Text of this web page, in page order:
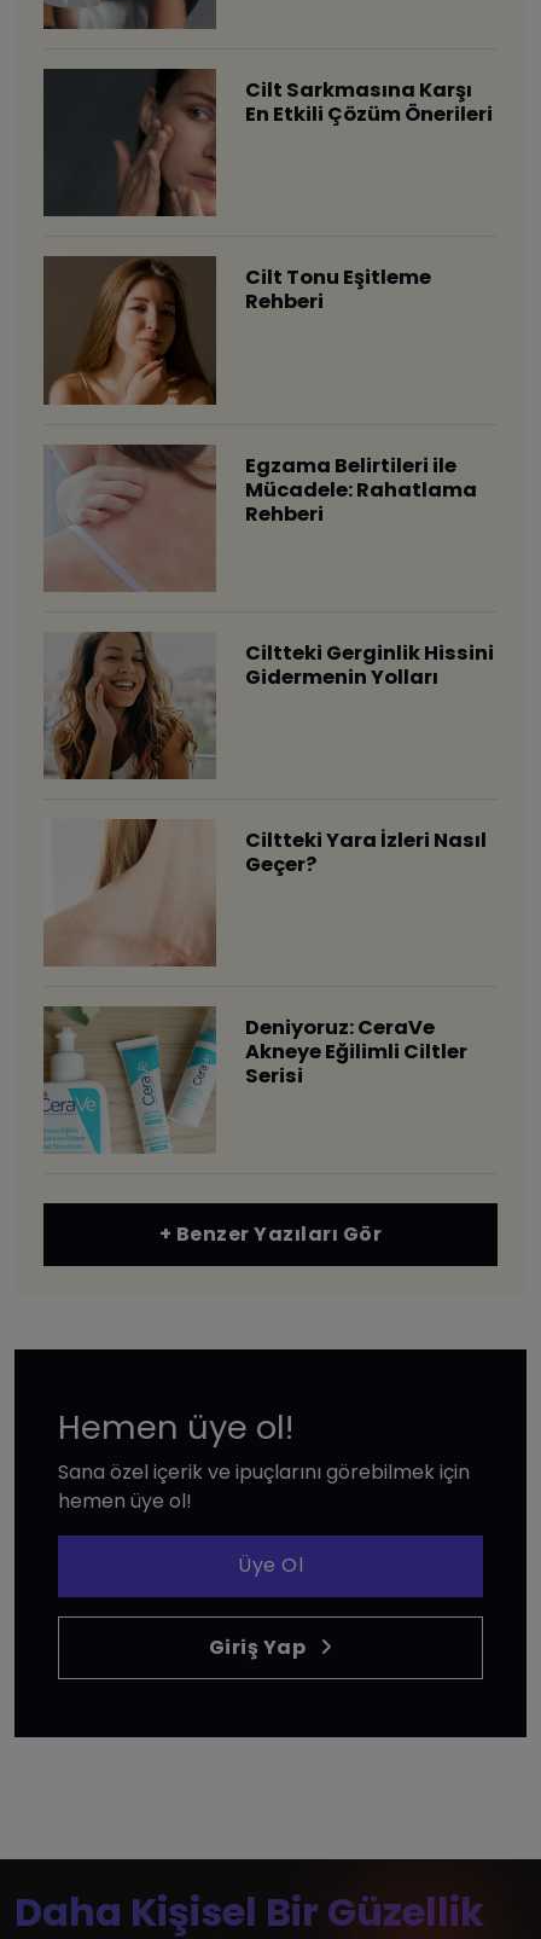
Cilt Sarkmasına Karşı
En Etkili Çözüm Önerileri
Cilt Tonu Eşitleme
Rehberi
Egzama Belirtileri ile
Mücadele: Rahatlama
Rehberi
Ciltteki Gerginlik Hissini
Gidermenin Yolları
Ciltteki Yara İzleri Nasıl
Geçer?
Deniyoruz: CeraVe
Akneye Eğilimli Ciltler
Serisi
+ Benzer Yazıları Gör
Hemen üye ol!
Sana özel içerik ve ipuçlarını görebilmek için
hemen üye ol!
Üye Ol
Giriş Yap
Daha Kişisel Bir Güzellik